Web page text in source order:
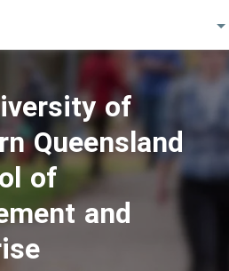
of
Queensland
of
and